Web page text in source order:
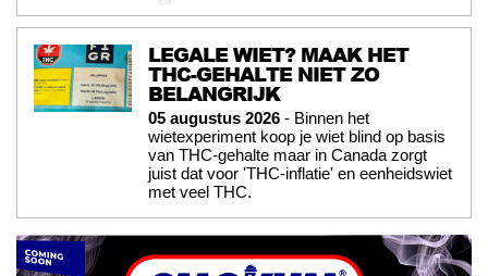
LEGALE WIET? MAAK HET
THC-GEHALTE NIET ZO
BELANGRIJK
05 augustus 2026 - Binnen het
wietexperiment koop je wiet blind op basis
van THC-gehalte maar in Canada zorgt
juist dat voor 'THC-inflatie' en eenheidswiet
met veel THC.